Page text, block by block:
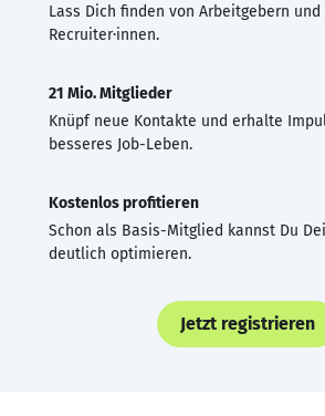
Lass Dich finden von Arbeitgebern und
Recruiter·innen.
21 Mio. Mitglieder
Knüpf neue Kontakte und erhalte
besseres Job-Leben.
Kostenlos profitieren
Schon als Basis-Mitglied kannst Du
deutlich optimieren.
Jetzt registrieren